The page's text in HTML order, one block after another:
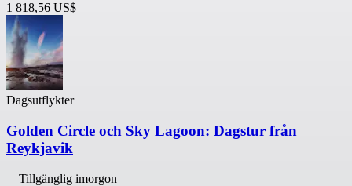
1 818,56 US$
Dagsutflykter
Golden Circle och Sky Lagoon: Dagstur från
Reykjavik
Tillgänglig imorgon